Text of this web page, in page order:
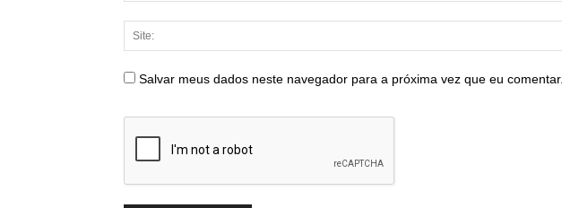
Salvar meus dados neste navegador para a próxima vez que eu comentar.